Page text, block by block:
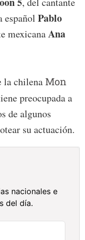
español Pablo
mexicanaAna
la chilena Mon
preocupada a
de algunos
su actuación.
nacionales e
del día.